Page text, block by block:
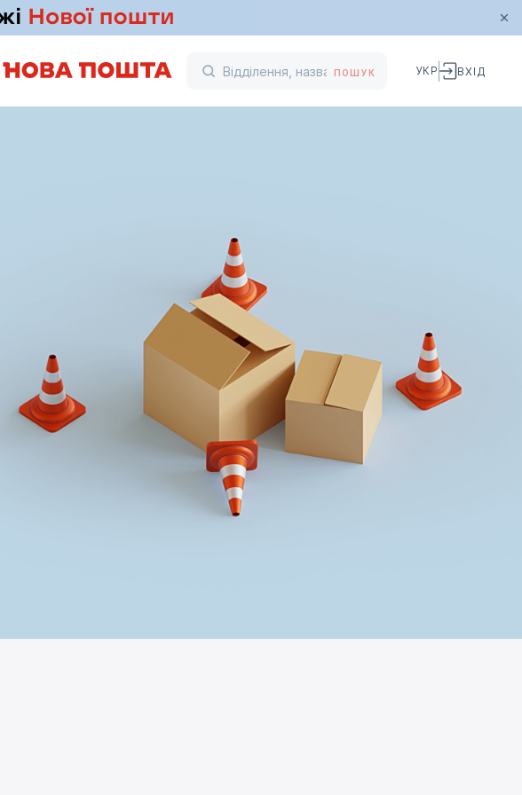
ПОШУК УКР ВХІД